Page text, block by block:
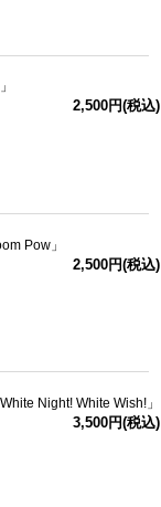
2,500円(税込)
Pow」
2,500円(税込)
Night! White Wish!」
3,500円(税込)